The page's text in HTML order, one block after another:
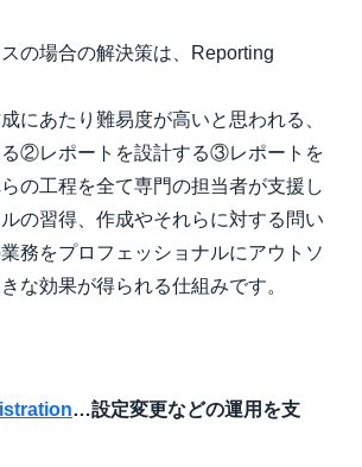
の場合の解決策は、Reporting
にあたり難易度が高いと思われる、
②レポートを設計する③レポートを
の工程を全て専門の担当者が支援し
の習得、作成やそれらに対する問い
務をプロフェッショナルにアウトソ
な効果が得られる仕組みです。
…設定変更などの運用を支